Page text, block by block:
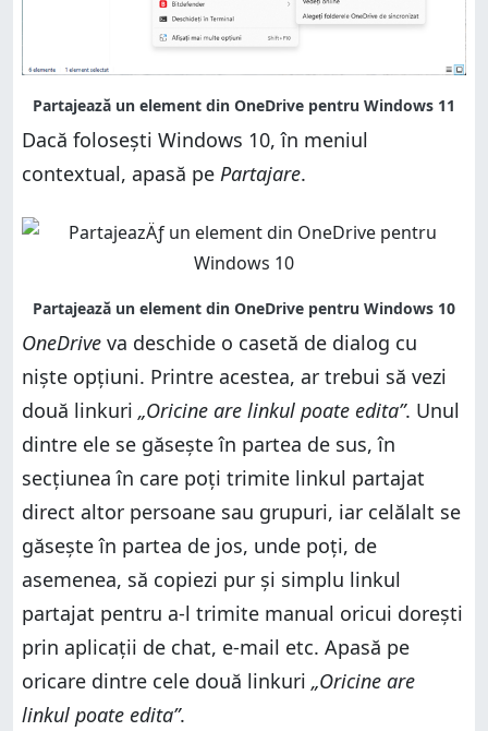
Dacă folosești Windows 10, în meniul
contextual, apasă pe Partajare.
OneDrive va deschide o casetă de dialog cu
niște opțiuni. Printre acestea, ar trebui să vezi
două linkuri „Oricine are linkul poate edita”. Unul
dintre ele se găsește în partea de sus, în
secțiunea în care poți trimite linkul partajat
direct altor persoane sau grupuri, iar celălalt se
găsește în partea de jos, unde poți, de
asemenea, să copiezi pur și simplu linkul
partajat pentru a-l trimite manual oricui dorești
prin aplicații de chat, e-mail etc. Apasă pe
oricare dintre cele două linkuri „Oricine are
linkul poate edita”.